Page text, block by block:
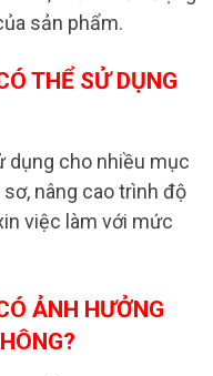
sản phẩm.
THỂ SỬ DỤNG
dụng cho nhiều mục
nâng cao trình độ
việc làm với mức
ẢNH HƯỞNG